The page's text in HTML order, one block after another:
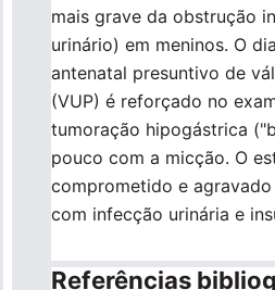
mais grave da obstrução
urinário) em meninos. O
antenatal presuntivo de
(VUP) é reforçado no
tumoração hipogástrica
pouco com a micção. O
comprometido e
com infecção urinária e
Referências